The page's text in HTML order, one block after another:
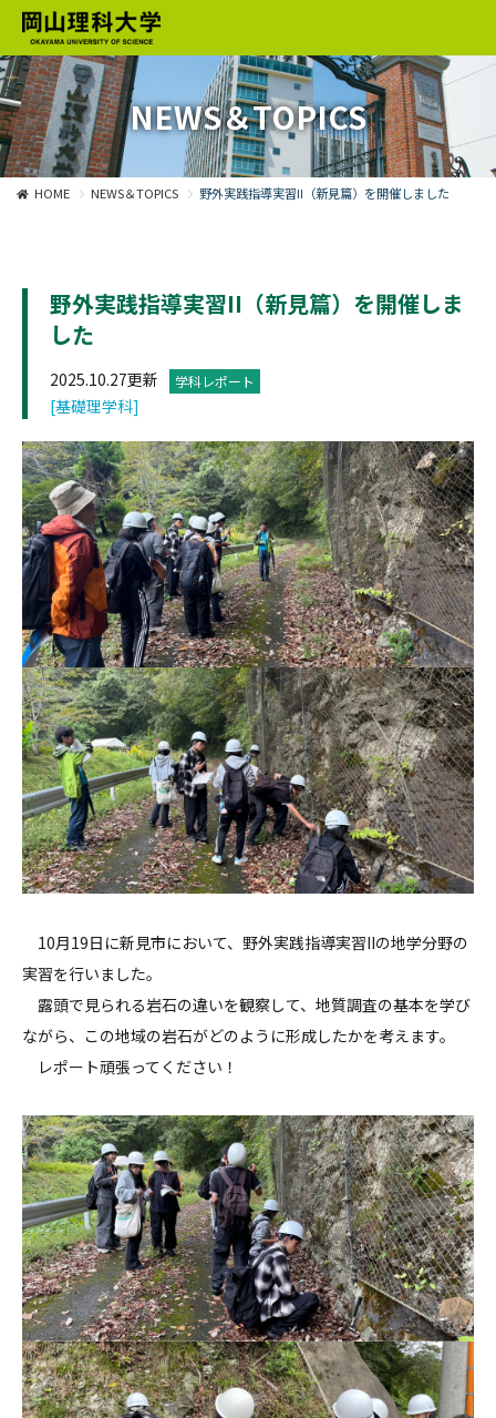
NEWS＆TOPICS
HOME NEWS＆TOPICS 野外実践指導実習II（新見篇）を開催しました
野外実践指導実習II（新見篇）を開催しま
した
2025.10.27更新 学科レポート
[基礎理学科]
10月19日に新見市において、野外実践指導実習IIの地学分野の
実習を行いました。
露頭で見られる岩石の違いを観察して、地質調査の基本を学び
ながら、この地域の岩石がどのように形成したかを考えます。
レポート頑張ってください！